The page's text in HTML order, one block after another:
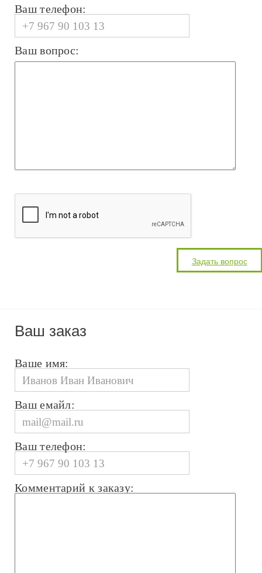
Ваш телефон:
Ваш вопрос:
Ваш заказ
Ваше имя:
Ваш емайл:
Ваш телефон:
Комментарий к заказу: